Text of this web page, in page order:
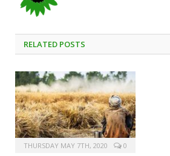
RELATED POSTS
THURSDAY MAY 7TH, 2020 0